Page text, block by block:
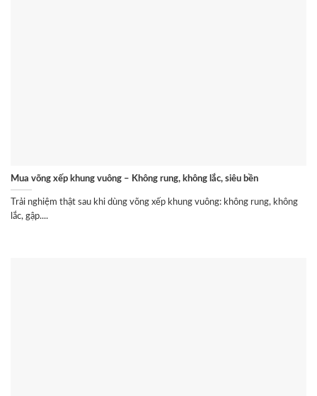
Mua võng xếp khung vuông – Không rung, không lắc, siêu bền
Trải nghiệm thật sau khi dùng võng xếp khung vuông: không rung, không
lắc, gập....